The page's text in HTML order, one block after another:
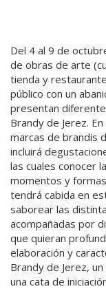
Del 4 al 9 de
de obras de arte
tienda y
público con un
presentan
Brandy de Jerez.
marcas de brandis
incluirá
las cuales conocer
momentos y
tendrá cabida en
saborear las
acompañadas por
que quieran
elaboración y
Brandy de Jerez,
una cata de